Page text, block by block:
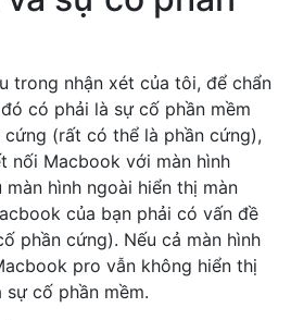
trong nhận xét của tôi, để chẩn
có phải là sự cố phần mềm
cứng (rất có thể là phần cứng),
nối Macbook với màn hình
màn hình ngoài hiển thị màn
của bạn phải có vấn đề
phần cứng). Nếu cả màn hình
pro vẫn không hiển thị
cố phần mềm.